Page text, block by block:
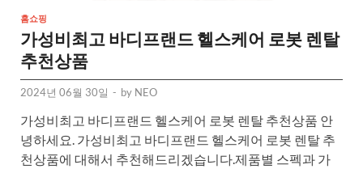
홈쇼핑
가성비최고 바디프랜드 헬스케어 로봇 렌탈
추천상품
2024년 06월 30일 - by NEO
가성비최고 바디프랜드 헬스케어 로봇 렌탈 추천상품 안
녕하세요. 가성비최고 바디프랜드 헬스케어 로봇 렌탈 추
천상품에 대해서 추천해드리겠습니다.제품별 스펙과 가